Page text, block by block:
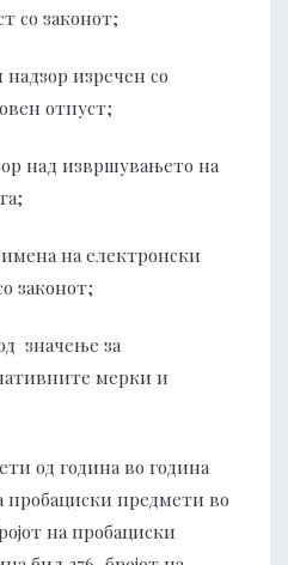
со законот;
изречен со
отпуст;
над извршувањето на
на електронски
законот;
значење за
мерки и
од година во година
пробациски предмети во
на пробациски